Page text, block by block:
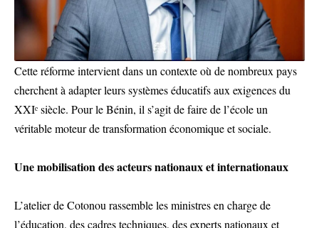
Cette réforme intervient dans un contexte où de nombreux pays
cherchent à adapter leurs systèmes éducatifs aux exigences du
XXIᵉ siècle. Pour le Bénin, il s’agit de faire de l’école un
véritable moteur de transformation économique et sociale.
Une mobilisation des acteurs nationaux et internationaux
L’atelier de Cotonou rassemble les ministres en charge de
l’éducation, des cadres techniques, des experts nationaux et